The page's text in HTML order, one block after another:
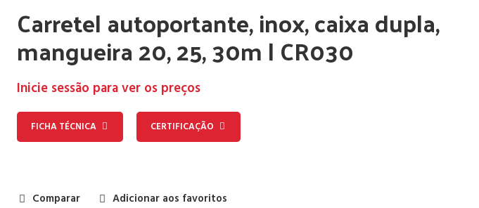
Carretel autoportante, inox, caixa dupla,
mangueira 20, 25, 30m | CR030
Inicie sessão para ver os preços
FICHA TÉCNICA CERTIFICAÇÃO
Comparar Adicionar aos favoritos